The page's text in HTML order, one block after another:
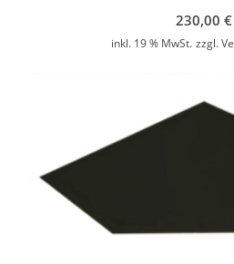
230,00 €
inkl. 19 % MwSt. zzgl.